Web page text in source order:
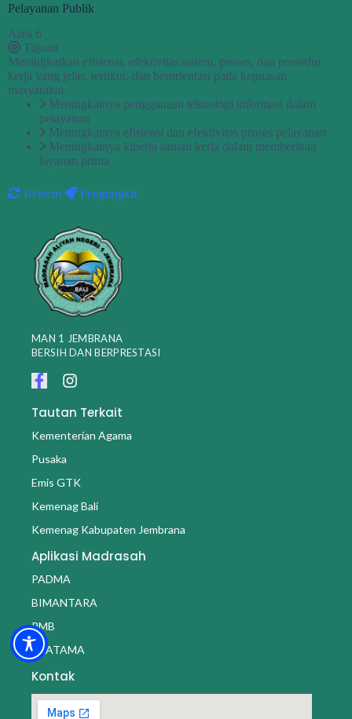
Pelayanan Publik
Area 6
Tujuan
Meningkatkan efisiensi, efektivitas sistem, proses, dan prosedur
kerja yang jelas, terukur, dan berorientasi pada kepuasan
masyarakat.
Meningkatnya penggunaan teknologi informasi dalam
pelayanan
Meningkatnya efisiensi dan efektivitas proses pelayanan
Meningkatnya kinerja satuan kerja dalam memberikan
layanan prima
Reform Pengungkit
MAN 1 JEMBRANA
BERSIH DAN BERPRESTASI
Tautan Terkait
Kementerian Agama
Pusaka
Emis GTK
Kemenag Bali
Kemenag Kabupaten Jembrana
Aplikasi Madrasah
PADMA
BIMANTARA
PMB
PRATAMA
Kontak